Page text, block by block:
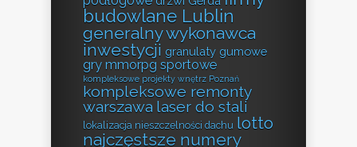
budowlane Lublin
generalny wykonawca
inwestycji granulaty gumowe
gry mmorpg sportowe
kompleksowe projekty wnętrz Poznań
kompleksowe remonty
warszawa laser do stali
lokalizacja nieszczelności dachu lotto
najczęstsze numery